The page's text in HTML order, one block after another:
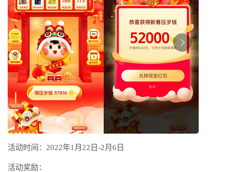
活动时间：2022年1月22日-2月6日
活动奖励：